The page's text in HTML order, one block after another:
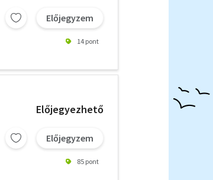
Előjegyzem
14 pont
Előjegyezhető
Előjegyzem
85 pont